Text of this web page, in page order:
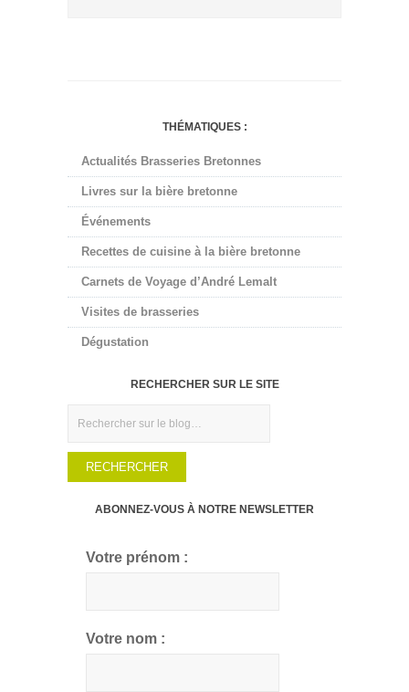
THÉMATIQUES :
Actualités Brasseries Bretonnes
Livres sur la bière bretonne
Événements
Recettes de cuisine à la bière bretonne
Carnets de Voyage d’André Lemalt
Visites de brasseries
Dégustation
RECHERCHER SUR LE SITE
ABONNEZ-VOUS À NOTRE NEWSLETTER
Votre prénom :
Votre nom :